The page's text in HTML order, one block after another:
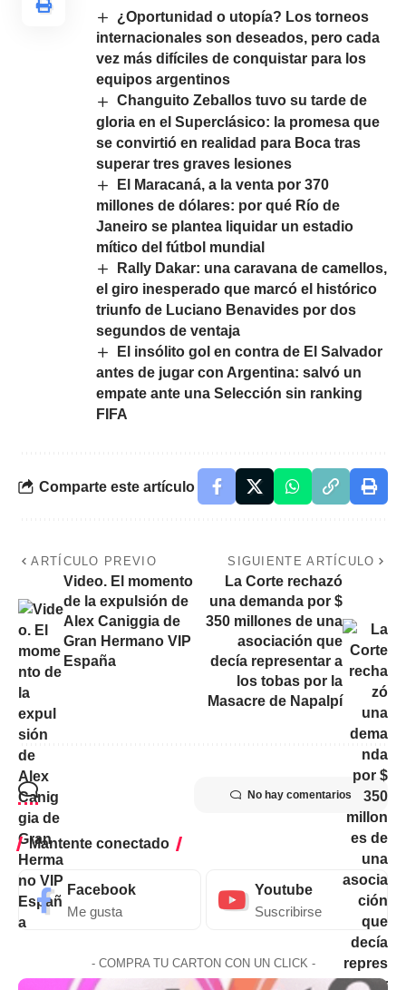
¿Oportunidad o utopía? Los torneos
internacionales son deseados, pero cada
vez más difíciles de conquistar para los
equipos argentinos
Changuito Zeballos tuvo su tarde de
gloria en el Superclásico: la promesa que
se convirtió en realidad para Boca tras
superar tres graves lesiones
El Maracaná, a la venta por 370
millones de dólares: por qué Río de
Janeiro se plantea liquidar un estadio
mítico del fútbol mundial
Rally Dakar: una caravana de camellos,
el giro inesperado que marcó el histórico
triunfo de Luciano Benavides por dos
segundos de ventaja
El insólito gol en contra de El Salvador
antes de jugar con Argentina: salvó un
empate ante una Selección sin ranking
FIFA
Comparte este artículo
ARTÍCULO PREVIO
Video. El momento
de la expulsión de
Alex Caniggia de
Gran Hermano VIP
España
SIGUIENTE ARTÍCULO
La Corte rechazó
una demanda por $
350 millones de una
asociación que
decía representar a
los tobas por la
Masacre de Napalpí
No hay comentarios
Mantente conectado
Facebook
Me gusta
Youtube
Suscribirse
- COMPRA TU CARTON CON UN CLICK -